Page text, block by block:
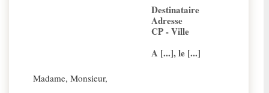
Destinataire
Adresse
CP - Ville
A [...], le [...]
Madame, Monsieur,